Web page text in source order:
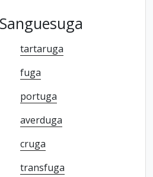
tartaruga
fuga
portuga
averduga
cruga
transfuga